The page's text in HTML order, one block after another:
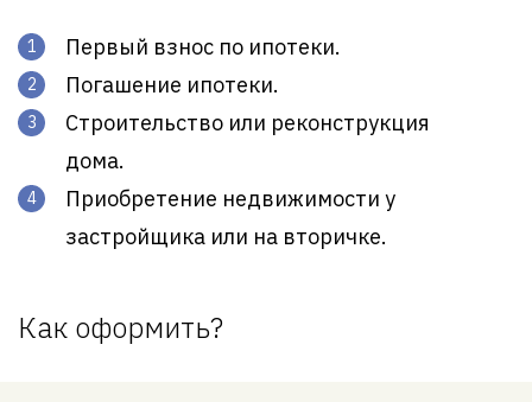
Первый взнос по ипотеки.
Погашение ипотеки.
Строительство или реконструкция
дома.
Приобретение недвижимости у
застройщика или на вторичке.
Как оформить?